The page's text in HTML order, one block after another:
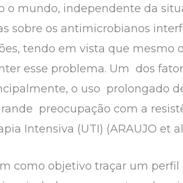
mundo, independente da
sobre os antimicrobianos
tendo em vista que mesmo
esse problema. Um dos
o uso prolongado
preocupação com a
Intensiva (UTI) (ARAUJO et
como objetivo traçar um